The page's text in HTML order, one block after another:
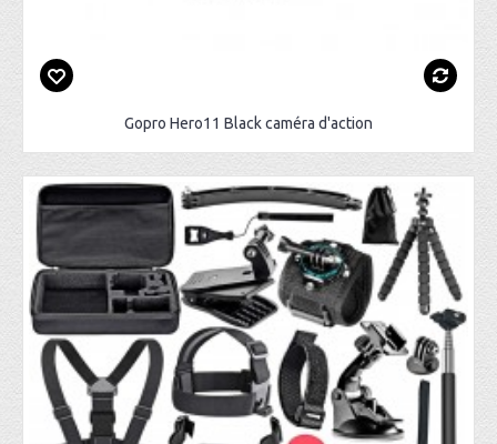
Gopro Hero11 Black caméra d'action